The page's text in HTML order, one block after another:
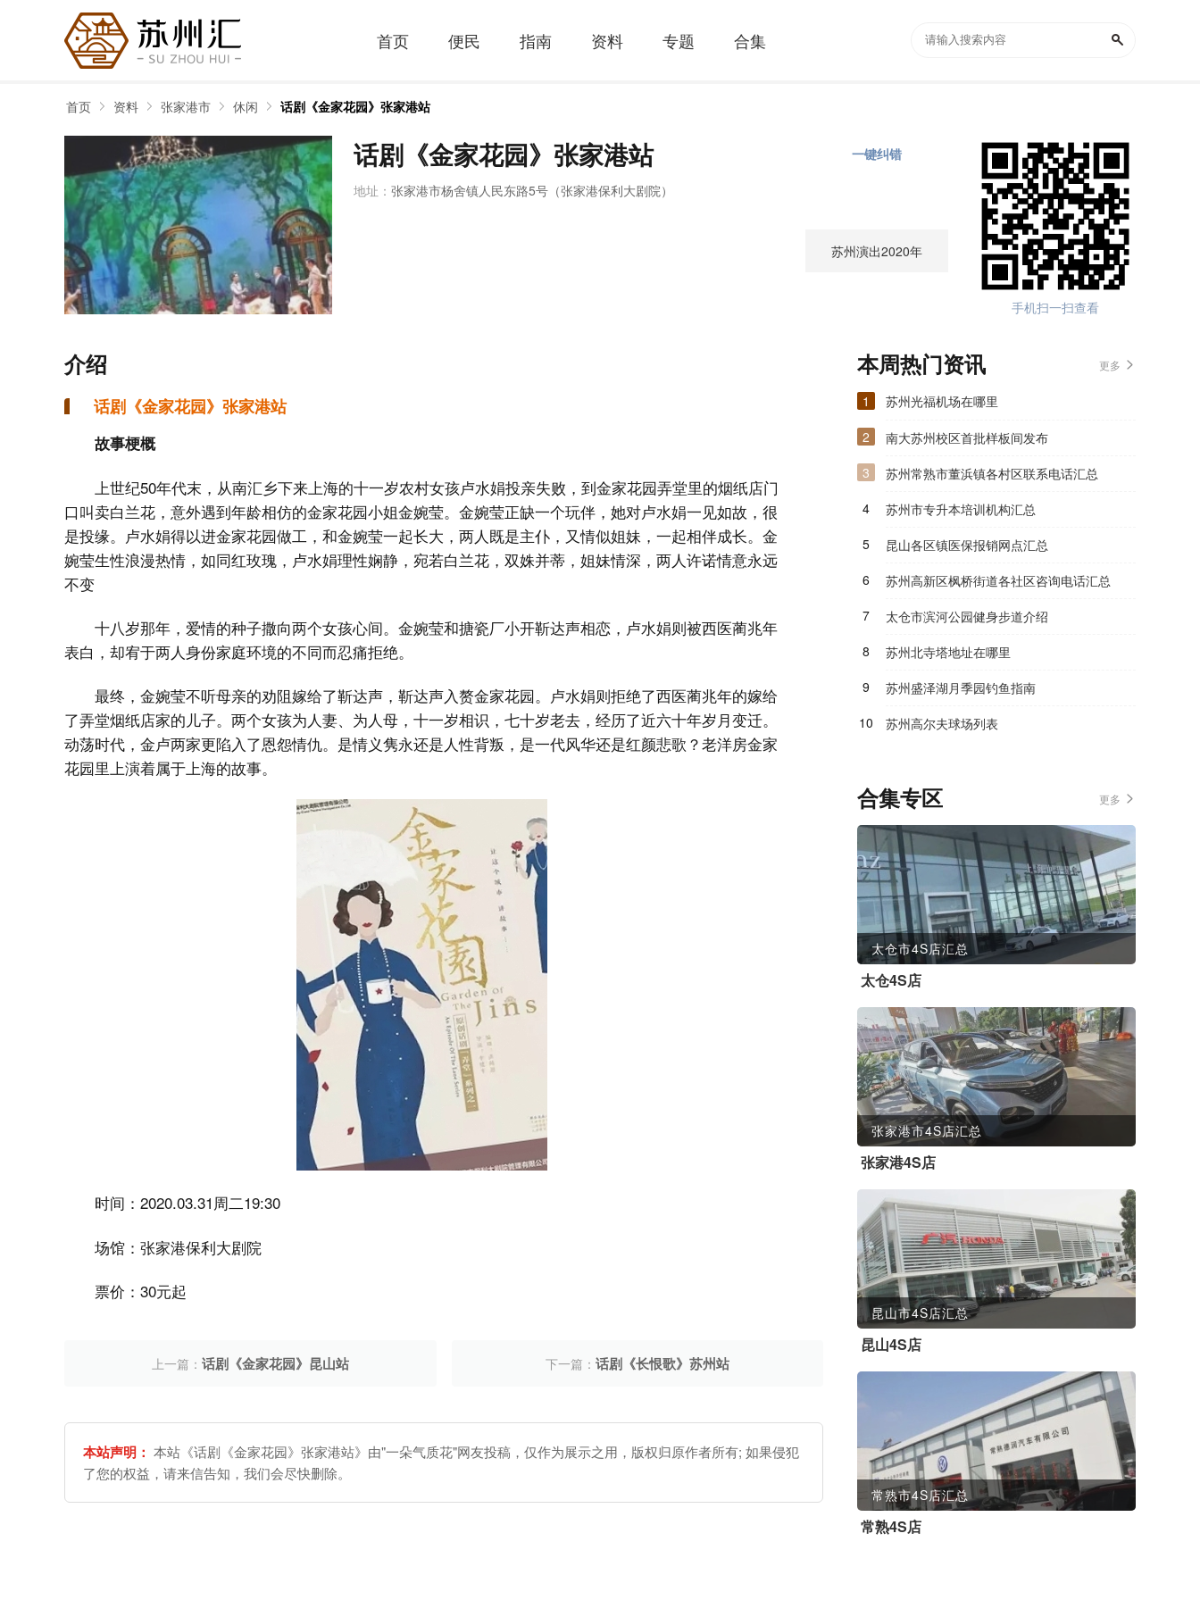
首页 便民 指南 资料 专题 合集
首页 资料 张家港市 休闲 话剧《金家花园》张家港站
手机扫一扫查看
话剧《金家花园》张家港站
地址： 张家港市杨舍镇人民东路5号（张家港保利大剧院）
苏州演出2020年
一键纠错
介绍
话剧《金家花园》张家港站
故事梗概
上世纪50年代末，从南汇乡下来上海的十一岁农村女孩卢水娟投亲失败，到金家花园弄堂里的烟纸店门
口叫卖白兰花，意外遇到年龄相仿的金家花园小姐金婉莹。金婉莹正缺一个玩伴，她对卢水娟一见如故，很
是投缘。卢水娟得以进金家花园做工，和金婉莹一起长大，两人既是主仆，又情似姐妹，一起相伴成长。金
婉莹生性浪漫热情，如同红玫瑰，卢水娟理性娴静，宛若白兰花，双姝并蒂，姐妹情深，两人许诺情意永远
不变
十八岁那年，爱情的种子撒向两个女孩心间。金婉莹和搪瓷厂小开靳达声相恋，卢水娟则被西医蔺兆年
表白，却宥于两人身份家庭环境的不同而忍痛拒绝。
最终，金婉莹不听母亲的劝阻嫁给了靳达声，靳达声入赘金家花园。卢水娟则拒绝了西医蔺兆年的嫁给
了弄堂烟纸店家的儿子。两个女孩为人妻、为人母，十一岁相识，七十岁老去，经历了近六十年岁月变迁。
动荡时代，金卢两家更陷入了恩怨情仇。是情义隽永还是人性背叛，是一代风华还是红颜悲歌？老洋房金家
花园里上演着属于上海的故事。
时间：2020.03.31周二19:30
场馆：张家港保利大剧院
票价：30元起
上一篇： 话剧《金家花园》昆山站 下一篇： 话剧《长恨歌》苏州站
本站声明： 本站《话剧《金家花园》张家港站》由"一朵气质花"网友投稿，仅作为展示之用，版权归原作者所有; 如果侵犯
了您的权益，请来信告知，我们会尽快删除。
本周热门资讯 更多
1
苏州光福机场在哪里
2
南大苏州校区首批样板间发布
3
苏州常熟市董浜镇各村区联系电话汇总
4
苏州市专升本培训机构汇总
5
昆山各区镇医保报销网点汇总
6
苏州高新区枫桥街道各社区咨询电话汇总
7
太仓市滨河公园健身步道介绍
8
苏州北寺塔地址在哪里
9
苏州盛泽湖月季园钓鱼指南
10
苏州高尔夫球场列表
合集专区 更多
太仓市4S店汇总
太仓4S店
张家港市4S店汇总
张家港4S店
昆山市4S店汇总
昆山4S店
常熟市4S店汇总
常熟4S店